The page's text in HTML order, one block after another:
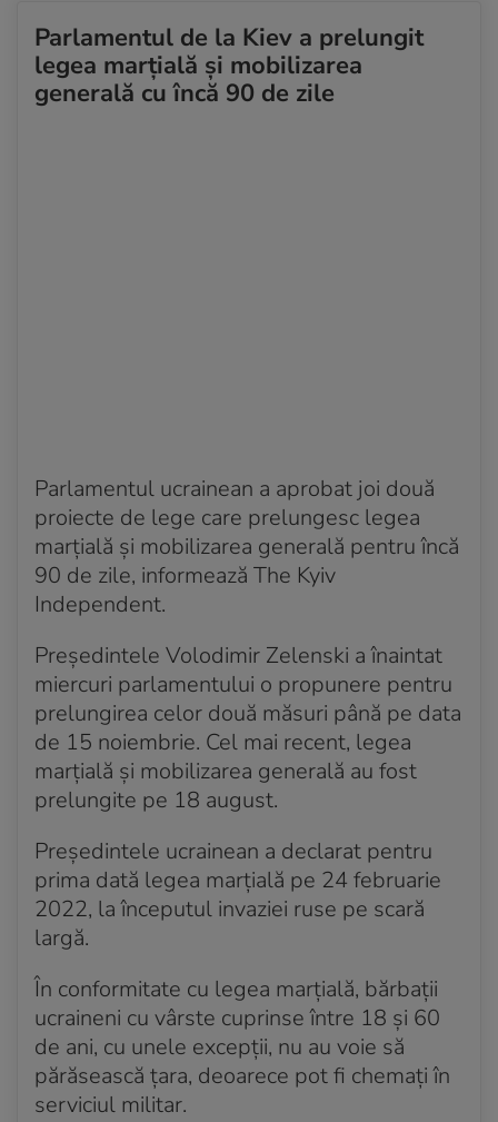
Parlamentul de la Kiev a prelungit
legea marțială și mobilizarea
generală cu încă 90 de zile
Parlamentul ucrainean a aprobat joi două
proiecte de lege care prelungesc legea
marțială și mobilizarea generală pentru încă
90 de zile, informează The Kyiv
Independent.
Președintele Volodimir Zelenski a înaintat
miercuri parlamentului o propunere pentru
prelungirea celor două măsuri până pe data
de 15 noiembrie. Cel mai recent, legea
marțială și mobilizarea generală au fost
prelungite pe 18 august.
Președintele ucrainean a declarat pentru
prima dată legea marțială pe 24 februarie
2022, la începutul invaziei ruse pe scară
largă.
În conformitate cu legea marțială, bărbații
ucraineni cu vârste cuprinse între 18 și 60
de ani, cu unele excepții, nu au voie să
părăsească țara, deoarece pot fi chemați în
serviciul militar.